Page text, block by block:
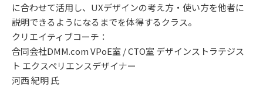
に合わせて活用し、UXデザインの考え方・使い方を他者に
説明できるようになるまでを体得するクラス。
クリエイティブコーチ：
合同会社DMM.com VPoE室 / CTO室 デザインストラテジス
ト エクスペリエンスデザイナー
河西 紀明 氏